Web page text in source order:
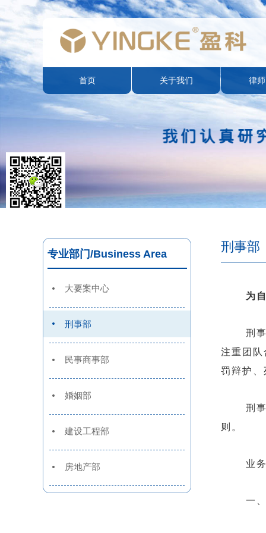
首页 关于我们 律
专业部门/Business Area
大要案中心
刑事部
民事商事部
婚姻部
建设工程部
房地产部
刑事部
为自
刑事部
注重团队
罚辩护、
刑事部
则。
业务
一、党